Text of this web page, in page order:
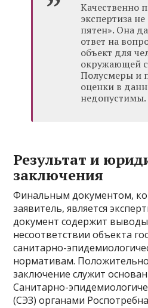
Качественно
экспертиза
пятен». Она
ответ на
объект для
окружающей
Полусмеры и
оценки в
недопустимы.
Результат и
заключения
Финальным документом,
заявитель, является
документ содержит
несоответствии объекта
санитарно-
нормативам.
заключение служит
Санитарно-
(СЭЗ) органами